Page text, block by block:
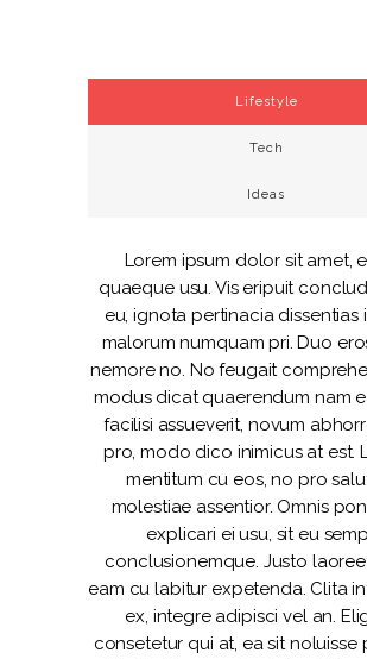
Lifestyle
Tech
Ideas
Lorem ipsum dolor sit amet,
quaeque usu. Vis eripuit
eu, ignota pertinacia dissentias
malorum numquam pri. Duo
nemore no. No feugait
modus dicat quaerendum nam
facilisi assueverit, novum
pro, modo dico inimicus at est.
mentitum cu eos, no pro
molestiae assentior. Omnis
explicari ei usu, sit eu
conclusionemque. Justo
eam cu labitur expetenda. Clita
ex, integre adipisci vel an.
consetetur qui at, ea sit noluisse